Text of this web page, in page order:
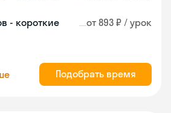
- короткие
от 893 ₽ / урок
Подобрать время